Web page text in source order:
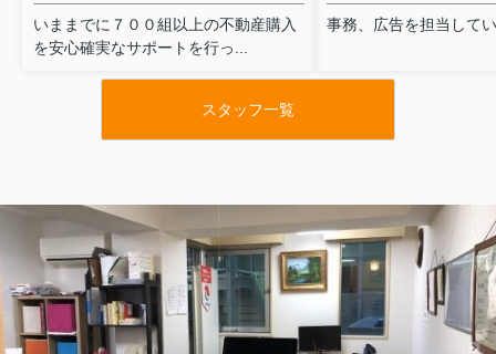
本来なら、建和さんの
さんに不動産仲介手料
ありがとうございまし
いままでに７００組以上の不動産購入
を安心確実なサポートを行っ...
事務、広告を担当して
スタッフ一覧